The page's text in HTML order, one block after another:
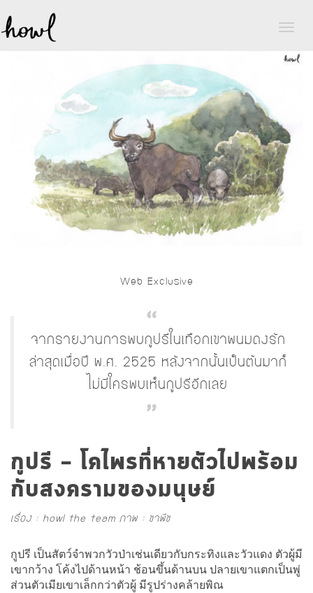
Web Exclusive
จากรายงานการพบกูปรีในเทือกเขาพนมดงรัก
ล่าสุดเมื่อปี พ.ศ. 2525 หลังจากนั้นเป็นต้นมาก็
ไม่มีใครพบเห็นกูปรีอีกเลย
กูปรี – โคไพรที่หายตัวไปพร้อม
กับสงครามของมนุษย์
เรื่อง : howl the team ภาพ : ชาพีช
กูปรี เป็นสัตว์จำพวกวัวป่าเช่นเดียวกับกระทิงและวัวแดง ตัวผู้มี
เขากว้าง โค้งไปด้านหน้า ช้อนขึ้นด้านบน ปลายเขาแตกเป็นพู่
ส่วนตัวเมียเขาเล็กกว่าตัวผู้ มีรูปร่างคล้ายพิณ